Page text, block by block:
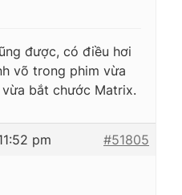
được, có điều hơi
võ trong phim vừa
bắt chước Matrix.
pm #51805